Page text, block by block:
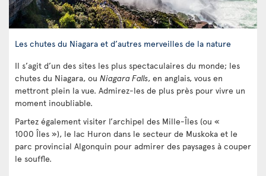
Les chutes du Niagara et d’autres merveilles de la nature
Il s’agit d’un des sites les plus spectaculaires du monde; les
chutes du Niagara, ou Niagara Falls, en anglais, vous en
mettront plein la vue. Admirez-les de plus près pour vivre un
moment inoubliable.
Partez également visiter l’archipel des Mille-Îles (ou «
1000 Îles »), le lac Huron dans le secteur de Muskoka et le
parc provincial Algonquin pour admirer des paysages à couper
le souffle.